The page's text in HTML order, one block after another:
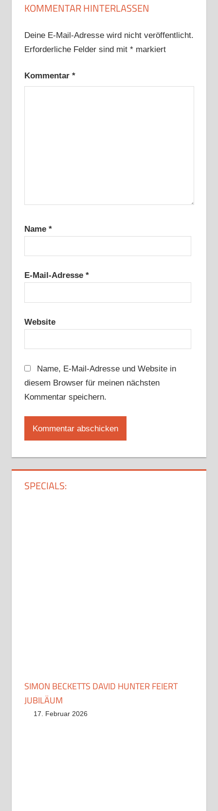
KOMMENTAR HINTERLASSEN
Deine E-Mail-Adresse wird nicht veröffentlicht.
Erforderliche Felder sind mit *markiert
Kommentar *
Name *
E-Mail-Adresse *
Website
Name, E-Mail-Adresse und Website in
diesem Browser für meinen nächsten
Kommentar speichern.
SPECIALS:
SIMON BECKETTS DAVID HUNTER FEIERT
JUBILÄUM
17. Februar 2026